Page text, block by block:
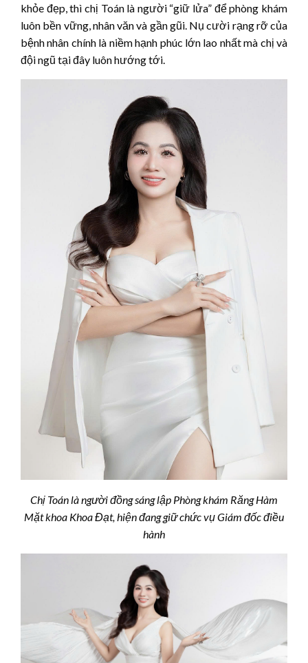
khỏe đẹp, thì chị Toán là người “giữ lửa” để phòng khám
luôn bền vững, nhân văn và gần gũi. Nụ cười rạng rỡ của
bệnh nhân chính là niềm hạnh phúc lớn lao nhất mà chị và
đội ngũ tại đây luôn hướng tới.
Chị Toán là người đồng sáng lập Phòng khám Răng Hàm
Mặt khoa Khoa Đạt, hiện đang giữ chức vụ Giám đốc điều
hành